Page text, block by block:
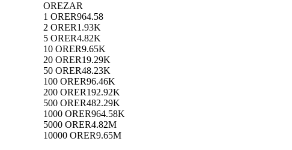
OREZAR
1 ORER964.58
2 ORER1.93K
5 ORER4.82K
10 ORER9.65K
20 ORER19.29K
50 ORER48.23K
100 ORER96.46K
200 ORER192.92K
500 ORER482.29K
1000 ORER964.58K
5000 ORER4.82M
10000 ORER9.65M